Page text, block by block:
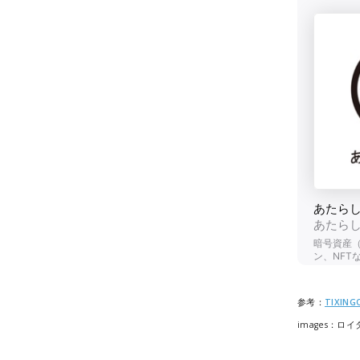
参考：
images：ロイ